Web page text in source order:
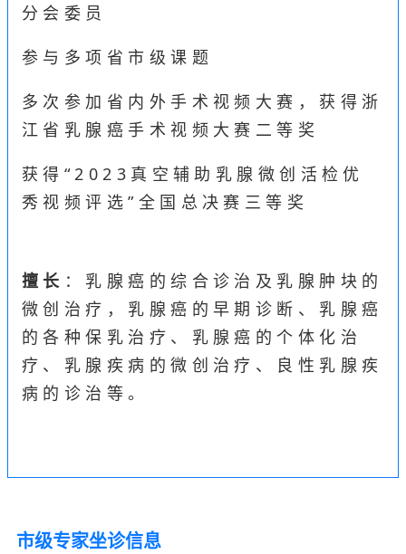
分会委员
参与多项省市级课题
多次参加省内外手术视频大赛，获得浙
江省乳腺癌手术视频大赛二等奖
获得“2023真空辅助乳腺微创活检优
秀视频评选”全国总决赛三等奖
擅长 ：乳腺癌的综合诊治及乳腺肿块的
微创治疗，乳腺癌的早期诊断、乳腺癌
的各种保乳治疗、乳腺癌的个体化治
疗、乳腺疾病的微创治疗、良性乳腺疾
病的诊治等。
市级专家坐诊信息